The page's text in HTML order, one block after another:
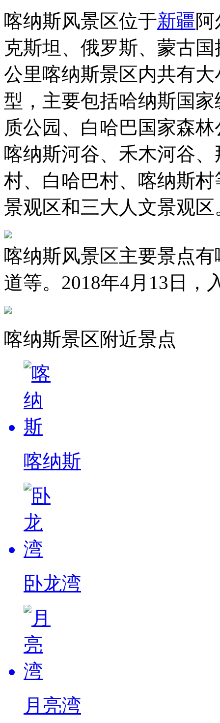
喀纳斯风景区位于新疆
克斯坦、俄罗斯、蒙古
公里喀纳斯景区内共有
型，主要包括哈纳斯国
质公园、白哈巴国家森
喀纳斯河谷、禾木河谷
村、白哈巴村、喀纳斯村
景观区和三大人文景观区
喀纳斯风景区主要景点
道等。2018年4月13日，
喀纳斯景区附近景点
喀纳斯
卧龙湾
月亮湾